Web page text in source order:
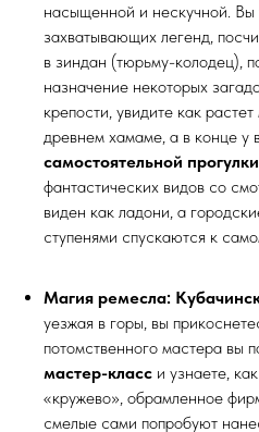
насыщенной и нескучной. Вы
захватывающих легенд,
в зиндан (тюрьму-колодец),
назначение некоторых
крепости, увидите как
древнем хамаме, а в конце у
самостоятельной прогулки
фантастических видов со
виден как ладони, а
ступенями спускаются к
Магия ремесла:
уезжая в горы, вы
потомственного мастера вы
мастер-класс и узнаете,
«кружево», обрамленное
смелые сами попробуют